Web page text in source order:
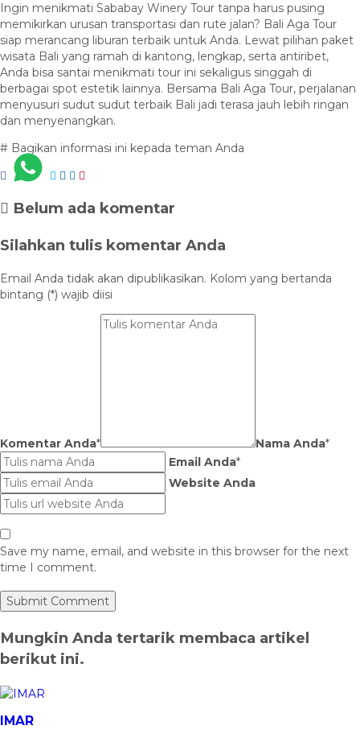
Ingin menikmati Sababay Winery Tour tanpa harus pusing
memikirkan urusan transportasi dan rute jalan? Bali Aga Tour
siap merancang liburan terbaik untuk Anda. Lewat pilihan paket
wisata Bali yang ramah di kantong, lengkap, serta antiribet,
Anda bisa santai menikmati tour ini sekaligus singgah di
berbagai spot estetik lainnya. Bersama Bali Aga Tour, perjalanan
menyusuri sudut sudut terbaik Bali jadi terasa jauh lebih ringan
dan menyenangkan.
# Bagikan informasi ini kepada teman Anda
Belum ada komentar
Silahkan tulis komentar Anda
Email Anda tidak akan dipublikasikan. Kolom yang bertanda
bintang (*) wajib diisi
Komentar Anda* Nama Anda*
Email Anda*
Website Anda
Save my name, email, and website in this browser for the next
time I comment.
Mungkin Anda tertarik membaca artikel
berikut ini.
IMAR